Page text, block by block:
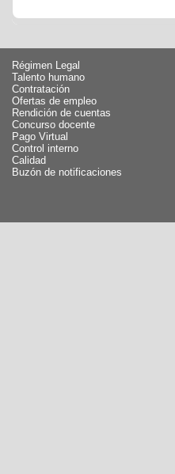
Régimen Legal
Talento humano
Contratación
Ofertas de empleo
Rendición de cuentas
Concurso docente
Pago Virtual
Control interno
Calidad
Buzón de notificaciones